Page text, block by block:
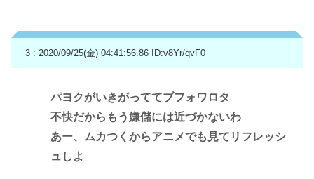
3 : 2020/09/25(金) 04:41:56.86 ID:v8Yr/qvF0
パヨクがいきがっててブフォワロタ
不快だからもう嫌儲には近づかないわ
あー、ムカつくからアニメでも見てリフレッシ
ュしよ